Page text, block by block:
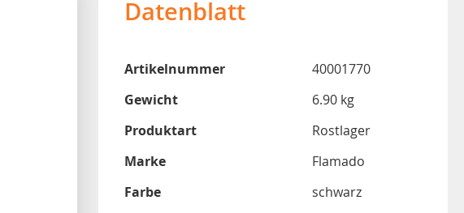
Datenblatt
Artikelnummer
40001770
Gewicht
6.90 kg
Produktart
Rostlager
Marke
Flamado
Farbe
schwarz